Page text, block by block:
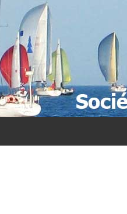
Société
des
Régates
Turballaises